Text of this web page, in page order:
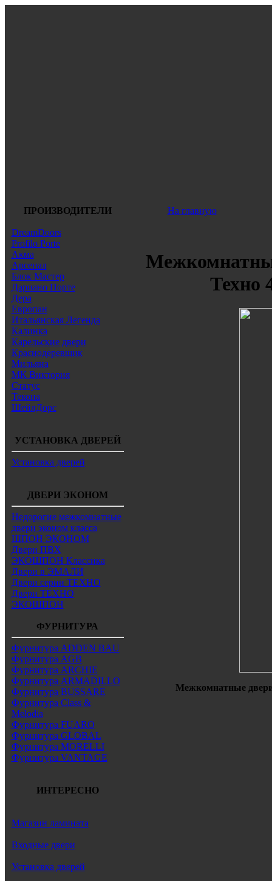
ПРОИЗВОДИТЕЛИ
DreamDoors
Profilo Porte
Акма
Арсенал
Блок Мастер
Дариано Порте
Дера
Европан
Итальянская Легенда
Калинка
Карельские двери
Краснодеревщик
Мильяна
МК Виктория
Статус
Текона
ШейлДорс
УСТАНОВКА ДВЕРЕЙ
Установка дверей
ДВЕРИ ЭКОНОМ
Недорогие межкомнатные
двери эконом класса
ШПОН ЭКОНОМ
Двери ПВХ
ЭКОШПОН Классика
Двери в ЭМАЛИ
Двери серии ТЕХНО
Двери ТЕХНО
ЭКОШПОН
ФУРНИТУРА
Фурнитура ADDEN BAU
Фурнитура AGB
Фурнитура ARCHIE
Фурнитура ARMADILLO
Фурнитура BUSSARE
Фурнитура Class &
Melodia
Фурнитура FUARO
Фурнитура GLOBAL
Фурнитура MORELLI
Фурнитура VANTAGE
ИНТЕРЕСНО
Магазин ламината
Входные двери
Установка дверей
На главную
Техно
Межкомнатные двери